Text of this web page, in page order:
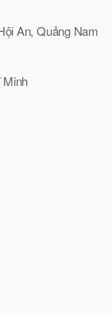
An, Quảng Nam
Minh